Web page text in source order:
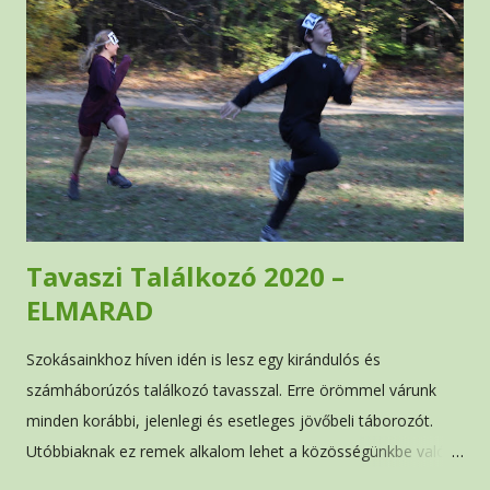
jobban megismerni a tábort, javasoljuk a honlapon a tábor
leírását , továbbá bármilyen kérdéssel forduljatok bizalommal
a szervezőkhöz .
Tavaszi Találkozó 2020 –
ELMARAD
Szokásainkhoz híven idén is lesz egy kirándulós és
számháborúzós találkozó tavasszal. Erre örömmel várunk
minden korábbi, jelenlegi és esetleges jövőbeli táborozót.
Utóbbiaknak ez remek alkalom lehet a közösségünkbe való